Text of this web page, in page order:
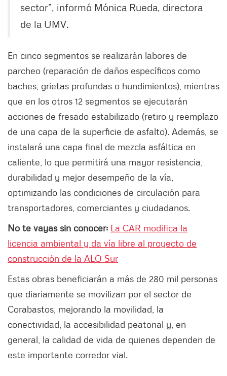
sector”, informó Mónica Rueda, directora
de la UMV.
En cinco segmentos se realizarán labores de
parcheo (reparación de daños específicos como
baches, grietas profundas o hundimientos), mientras
que en los otros 12 segmentos se ejecutarán
acciones de fresado estabilizado (retiro y reemplazo
de una capa de la superficie de asfalto). Además, se
instalará una capa final de mezcla asfáltica en
caliente, lo que permitirá una mayor resistencia,
durabilidad y mejor desempeño de la vía,
optimizando las condiciones de circulación para
transportadores, comerciantes y ciudadanos.
No te vayas sin conocer: La CAR modifica la
licencia ambiental y da vía libre al proyecto de
construcción de la ALO Sur
Estas obras beneficiarán a más de 280 mil personas
que diariamente se movilizan por el sector de
Corabastos, mejorando la movilidad, la
conectividad, la accesibilidad peatonal y, en
general, la calidad de vida de quienes dependen de
este importante corredor vial.